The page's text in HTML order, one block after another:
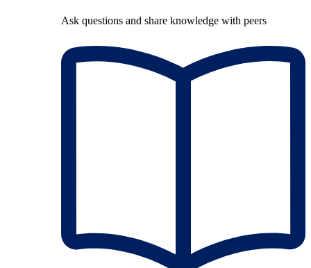
Ask questions and share knowledge with peers